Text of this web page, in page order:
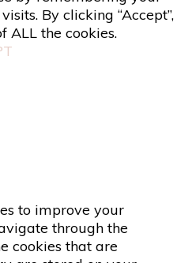
By clicking “Accept”,
ALL the cookies.
to improve your
through the
cookies that are